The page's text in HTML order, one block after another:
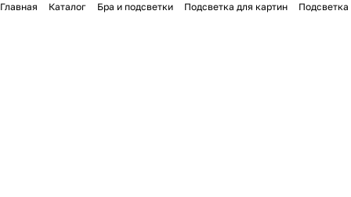
Главная Каталог Бра и подсветки Подсветка для картин